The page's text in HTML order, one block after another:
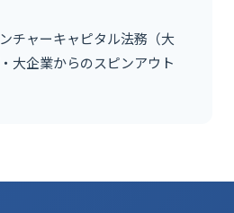
チャーキャピタル法務（大
大企業からのスピンアウト